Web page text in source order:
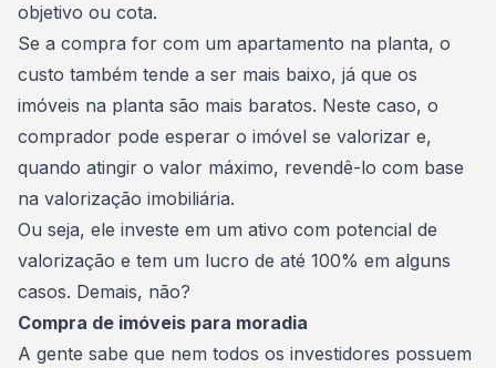
objetivo ou cota.
Se a compra for com um apartamento na planta, o
custo também tende a ser mais baixo, já que os
imóveis na planta são mais baratos. Neste caso, o
comprador pode esperar o imóvel se valorizar e,
quando atingir o valor máximo, revendê-lo com base
na valorização imobiliária.
Ou seja, ele investe em um ativo com potencial de
valorização e tem um lucro de até 100% em alguns
casos. Demais, não?
Compra de imóveis para moradia
A gente sabe que nem todos os investidores possuem